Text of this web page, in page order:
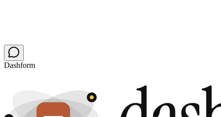
Dashform